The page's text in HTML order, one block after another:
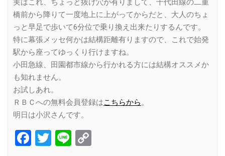
実はこれ、ちょっと抜け穴が有りまして、千代田線の二重
橋前から降りて一度地上に上がってからだと、大人のちょ
っと早足で歩いて6分位で乗り換え出来たりするんです。
特に幕張メッセ何かは結構距離有りますので、これで始発
駅から座ってゆっくり行けますね。
小田急線、田園都市線から行かれる方には結構オススメか
も知れません。
お試しあれ。
ＲＢＣへの無料会員登録はこちらから。
明日は小沢さんです。
Facebook
Twitter
Line